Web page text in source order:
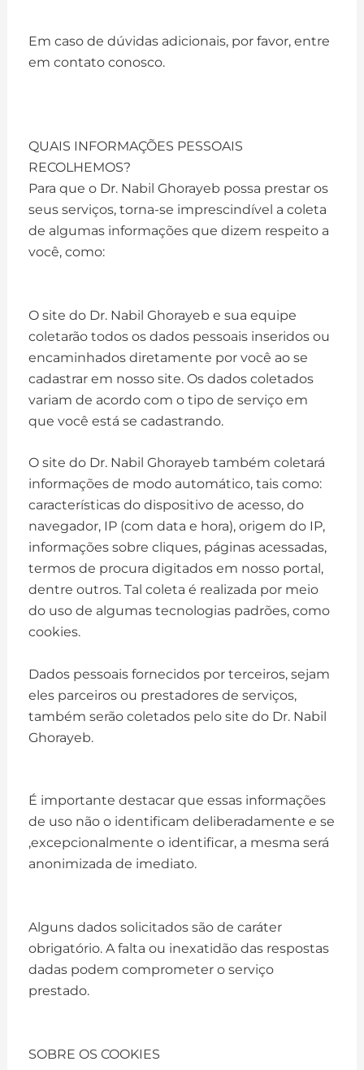
Em caso de dúvidas adicionais, por favor, entre
em contato conosco.
​QUAIS INFORMAÇÕES PESSOAIS
RECOLHEMOS?​
Para que o Dr. Nabil Ghorayeb possa prestar os
seus serviços, torna-se imprescindível a coleta
de algumas informações que dizem respeito a
você, como:
O site do Dr. Nabil Ghorayeb e sua equipe
coletarão todos os dados pessoais inseridos ou
encaminhados diretamente por você ao se
cadastrar em nosso site. Os dados coletados
variam de acordo com o tipo de serviço em
que você está se cadastrando.
O site do Dr. Nabil Ghorayeb também coletará
informações de modo automático, tais como:
características do dispositivo de acesso, do
navegador, IP (com data e hora), origem do IP,
informações sobre cliques, páginas acessadas,
termos de procura digitados em nosso portal,
dentre outros. Tal coleta é realizada por meio
do uso de algumas tecnologias padrões, como
cookies.
Dados pessoais fornecidos por terceiros, sejam
eles parceiros ou prestadores de serviços,
também serão coletados pelo site do Dr. Nabil
Ghorayeb.
É importante destacar que essas informações
de uso não o identificam deliberadamente e se
,excepcionalmente o identificar, a mesma será
anonimizada de imediato.
Alguns dados solicitados são de caráter
obrigatório. A falta ou inexatidão das respostas
dadas podem comprometer o serviço
prestado.​​
SOBRE OS COOKIES